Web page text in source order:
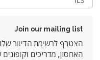
Join our mailing list
הצטרף לרשימת הדיוור
האחסון, מדריכים וקופונים